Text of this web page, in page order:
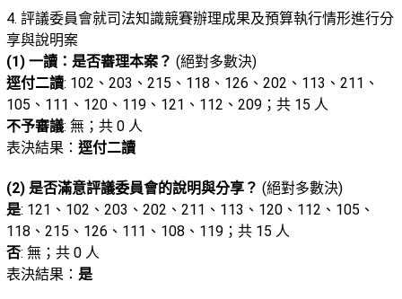
4. 評議委員會就司法知識競賽辦理成果及預算執行情形進行分
享與說明案
(1) 一讀：是否審理本案？ (絕對多數決)
逕付二讀: 102、203、215、118、126、202、113、211、
105、111、120、119、121、112、209；共 15 人
不予審議: 無；共 0 人
表決結果： 逕付二讀
(2) 是否滿意評議委員會的說明與分享？ (絕對多數決)
是: 121、102、203、202、211、113、120、112、105、
118、215、126、111、108、119；共 15 人
否: 無；共 0 人
表決結果： 是